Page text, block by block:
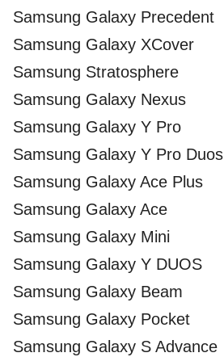
Samsung Galaxy Precedent
Samsung Galaxy XCover
Samsung Stratosphere
Samsung Galaxy Nexus
Samsung Galaxy Y Pro
Samsung Galaxy Y Pro Duos
Samsung Galaxy Ace Plus
Samsung Galaxy Ace
Samsung Galaxy Mini
Samsung Galaxy Y DUOS
Samsung Galaxy Beam
Samsung Galaxy Pocket
Samsung Galaxy S Advance